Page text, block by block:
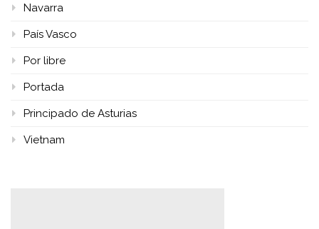
Navarra
País Vasco
Por libre
Portada
Principado de Asturias
Vietnam